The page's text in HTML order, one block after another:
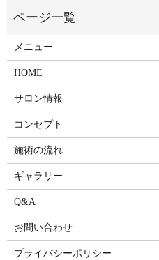
メニュー
HOME
サロン情報
コンセプト
施術の流れ
ギャラリー
Q&A
お問い合わせ
プライバシーポリシー